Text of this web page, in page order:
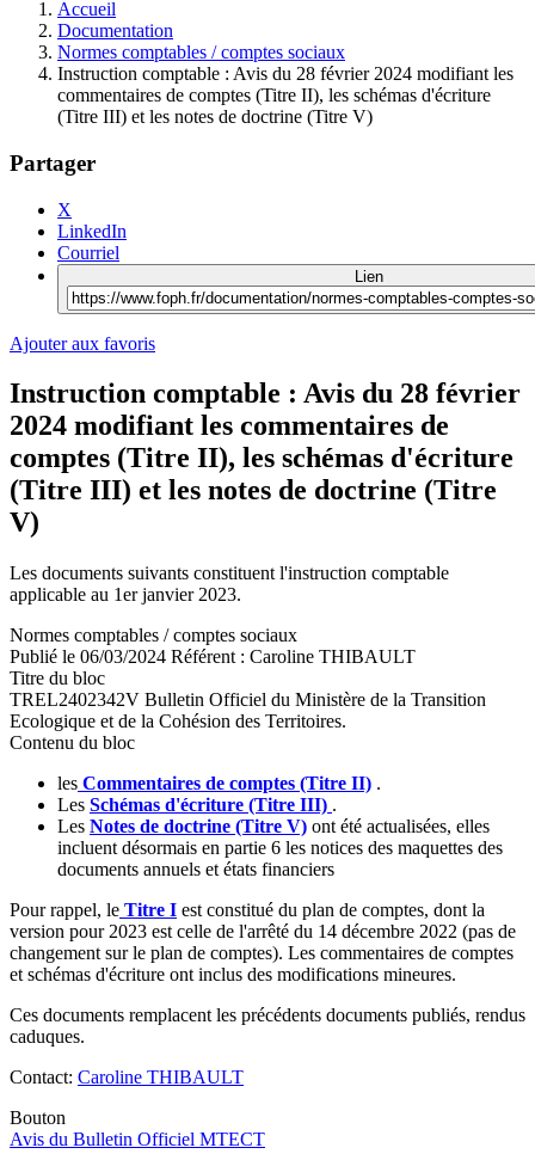
Accueil
Documentation
Normes comptables / comptes sociaux
Instruction comptable : Avis du 28 février 2024 modifiant les
commentaires de comptes (Titre II), les schémas d'écriture
(Titre III) et les notes de doctrine (Titre V)
Partager
X
LinkedIn
Courriel
Lien
Ajouter aux favoris
Instruction comptable : Avis du 28 février
2024 modifiant les commentaires de
comptes (Titre II), les schémas d'écriture
(Titre III) et les notes de doctrine (Titre
V)
Les documents suivants constituent l'instruction comptable
applicable au 1er janvier 2023.
Normes comptables / comptes sociaux
Publié le 06/03/2024 Référent : Caroline THIBAULT
Titre du bloc
TREL2402342V Bulletin Officiel du Ministère de la Transition
Ecologique et de la Cohésion des Territoires.
Contenu du bloc
les Commentaires de comptes (Titre II) .
Les Schémas d'écriture (Titre III) .
Les Notes de doctrine (Titre V) ont été actualisées, elles
incluent désormais en partie 6 les notices des maquettes des
documents annuels et états financiers
Pour rappel, le Titre I est constitué du plan de comptes, dont la
version pour 2023 est celle de l'arrêté du 14 décembre 2022 (pas de
changement sur le plan de comptes). Les commentaires de comptes
et schémas d'écriture ont inclus des modifications mineures.
Ces documents remplacent les précédents documents publiés, rendus
caduques.
Contact: Caroline THIBAULT
Bouton
Avis du Bulletin Officiel MTECT